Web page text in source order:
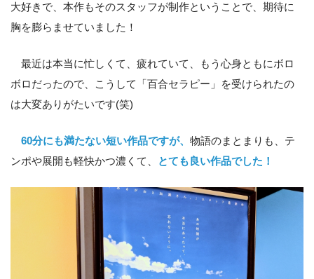
大好きで、本作もそのスタッフが制作ということで、期待に
胸を膨らませていました！
最近は本当に忙しくて、疲れていて、もう心身ともにボロ
ボロだったので、こうして「百合セラピー」を受けられたの
は大変ありがたいです(笑)
60分にも満たない短い作品ですが、 物語のまとまりも、テ
ンポや展開も軽快かつ濃くて、
とても良い作品でした！